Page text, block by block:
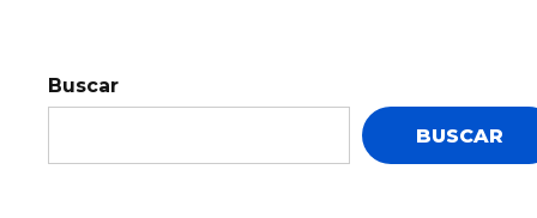
Buscar
BUSCAR